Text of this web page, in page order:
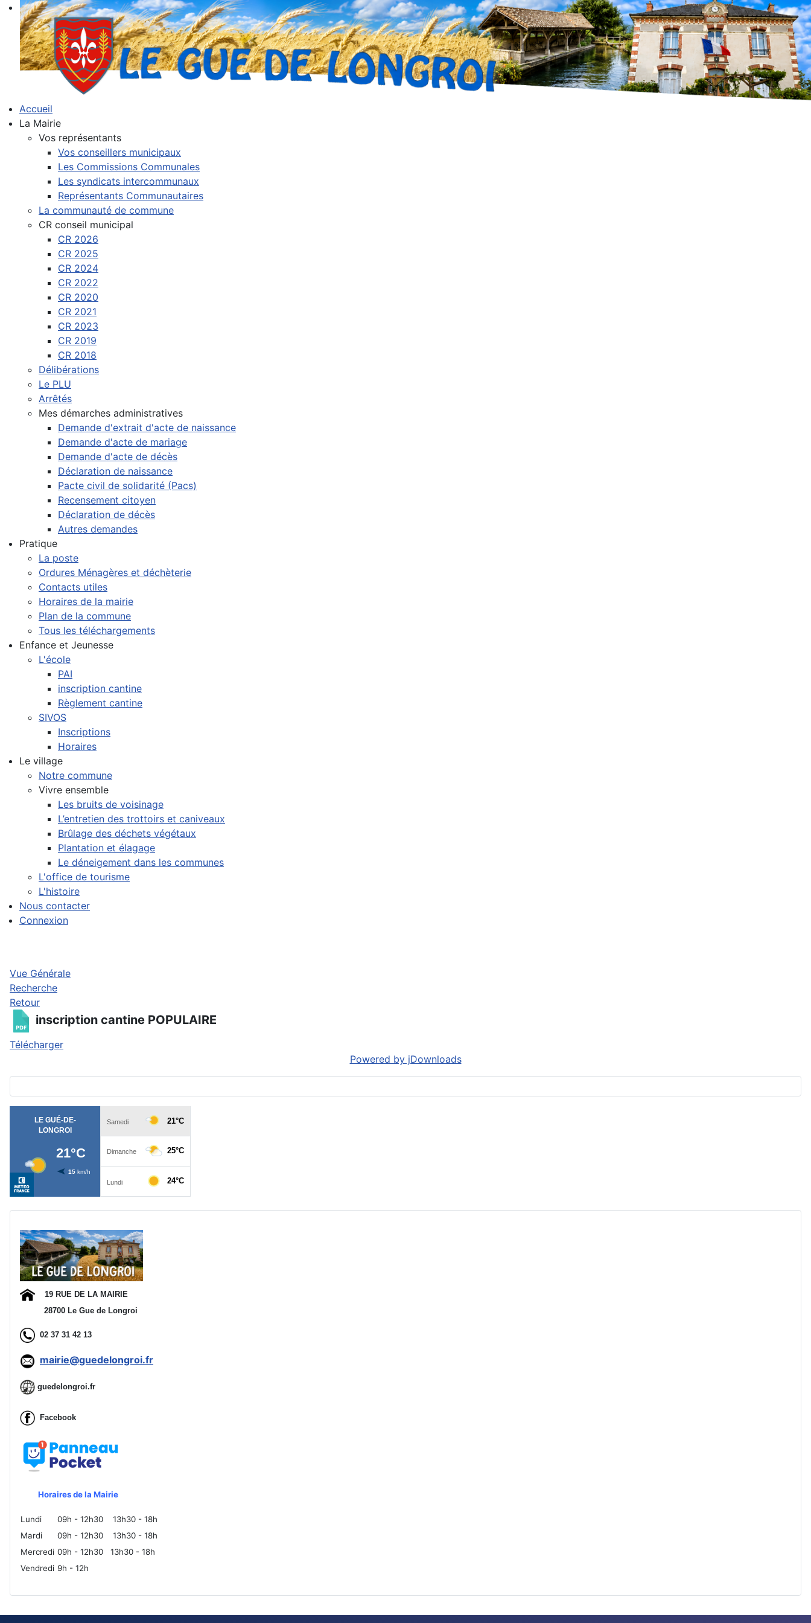
Accueil
La Mairie
Vos représentants
Vos conseillers municipaux
Les Commissions Communales
Les syndicats intercommunaux
Représentants Communautaires
La communauté de commune
CR conseil municipal
CR 2026
CR 2025
CR 2024
CR 2022
CR 2020
CR 2021
CR 2023
CR 2019
CR 2018
Délibérations
Le PLU
Arrêtés
Mes démarches administratives
Demande d'extrait d'acte de naissance
Demande d'acte de mariage
Demande d'acte de décès
Déclaration de naissance
Pacte civil de solidarité (Pacs)
Recensement citoyen
Déclaration de décès
Autres demandes
Pratique
La poste
Ordures Ménagères et déchèterie
Contacts utiles
Horaires de la mairie
Plan de la commune
Tous les téléchargements
Enfance et Jeunesse
L'école
PAI
inscription cantine
Règlement cantine
SIVOS
Inscriptions
Horaires
Le village
Notre commune
Vivre ensemble
Les bruits de voisinage
L’entretien des trottoirs et caniveaux
Brûlage des déchets végétaux
Plantation et élagage
Le déneigement dans les communes
L'office de tourisme
L'histoire
Nous contacter
Connexion
Ad
19 RUE DE LA MAIRIE
28700 Le Gue de Longroi
02 37 31 42 13
mairie@guedelongroi.fr
guedelongroi.fr
Facebook
Horaires de la Mairie
Lundi 09h - 12h30
13h30 - 18h
Mardi
09h - 12h30
13h30 - 18h
Mercredi 09h - 12h30
13h30 - 18h
Vendredi 9h - 12h
Vue Générale
Recherche
Retour
inscription cantine POPULAIRE
Télécharger
Powered by jDownloads